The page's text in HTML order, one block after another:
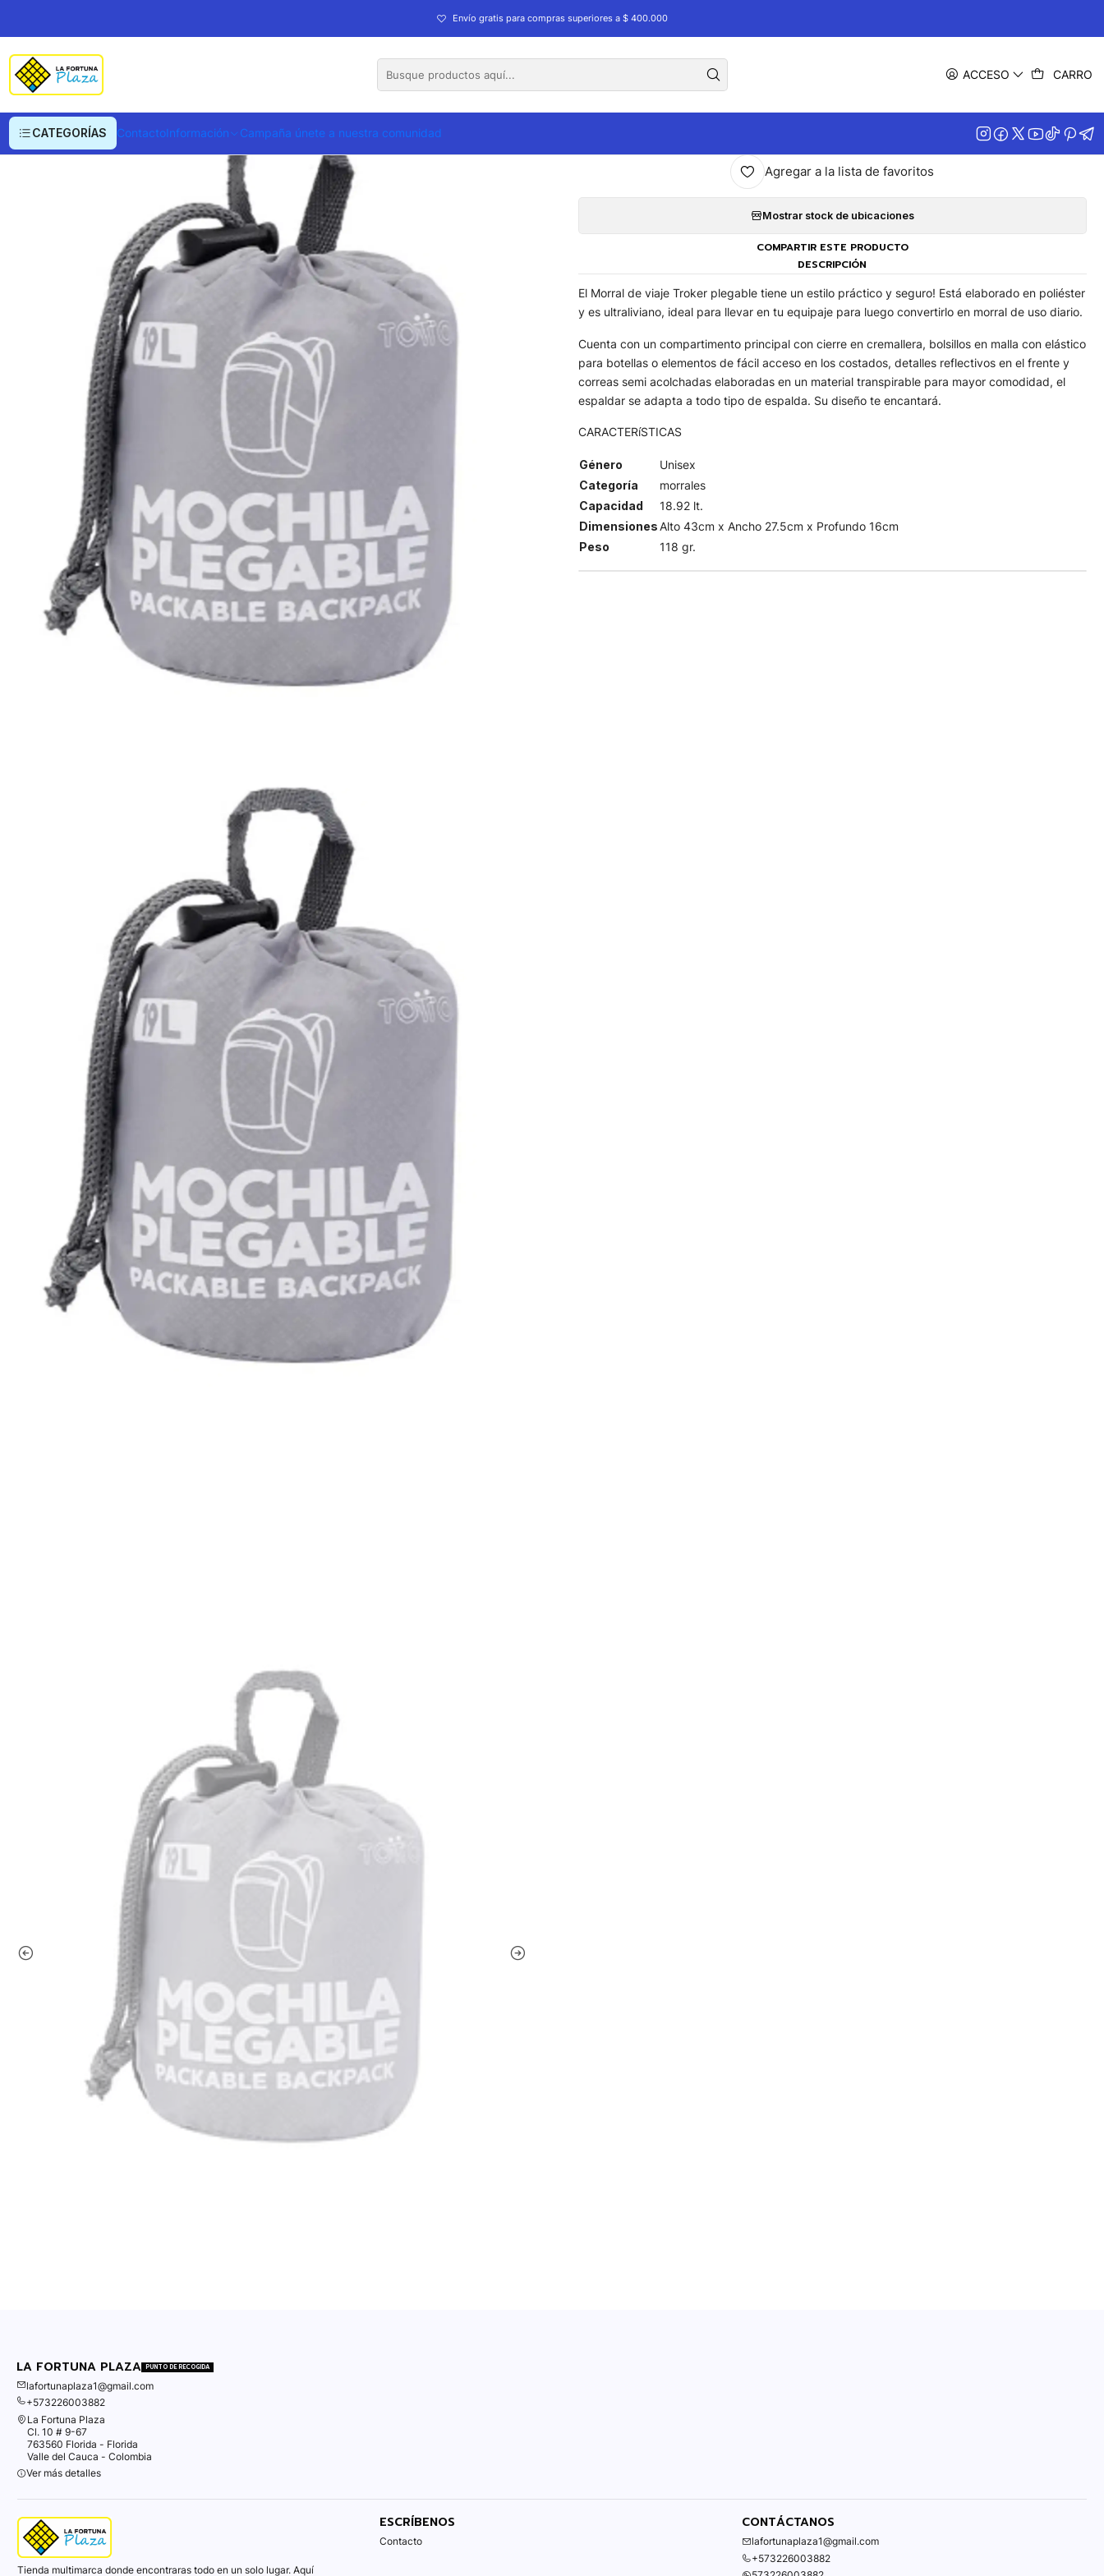
ACCESO CARRO
CATEGORÍAS ContactoInformación Campaña únete a nuestra comunidad
Envío gratis para compras superiores a $ 400.000
Morral Plegable Troker
Morral Plegable Troker
AGREGAR AL CARRITO
Agregar a la lista de favoritos
Mostrar stock de ubicaciones
COMPARTIR ESTE PRODUCTO
DESCRIPCIÓN
El Morral de viaje Troker plegable tiene un estilo práctico y seguro! Está elaborado en poliéster
y es ultraliviano, ideal para llevar en tu equipaje para luego convertirlo en morral de uso diario.
Cuenta con un compartimento principal con cierre en cremallera, bolsillos en malla con elástico
para botellas o elementos de fácil acceso en los costados, detalles reflectivos en el frente y
correas semi acolchadas elaboradas en un material transpirable para mayor comodidad, el
espaldar se adapta a todo tipo de espalda. Su diseño te encantará.
CARACTERíSTICAS
Género
Unisex
Categoría
morrales
Capacidad
18.92 lt.
Dimensiones Alto 43cm x Ancho 27.5cm x Profundo 16cm
Peso
118 gr.
LA FORTUNA PLAZA PUNTO DE RECOGIDA
lafortunaplaza1@gmail.com
+573226003882
La Fortuna Plaza
Cl. 10 # 9-67
763560 Florida - Florida
Valle del Cauca - Colombia
Ver más detalles
Tienda multimarca donde encontraras todo en un solo lugar. Aquí
ESCRÍBENOS
Contacto
CONTÁCTANOS
lafortunaplaza1@gmail.com
+573226003882